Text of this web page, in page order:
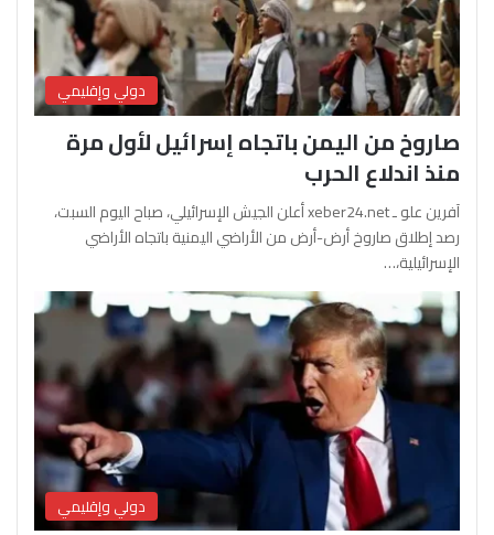
دولي وإقليمي
صاروخ من اليمن باتجاه إسرائيل لأول مرة
منذ اندلاع الحرب
آفرين علو ـ xeber24.net أعلن الجيش الإسرائيلي، صباح اليوم السبت،
رصد إطلاق صاروخ أرض-أرض من الأراضي اليمنية باتجاه الأراضي
الإسرائيلية،…
دولي وإقليمي